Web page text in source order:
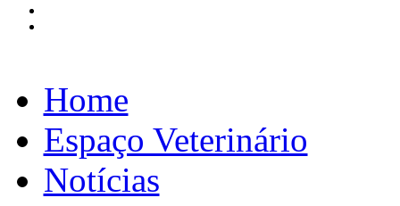
Home
Espaço Veterinário
Notícias